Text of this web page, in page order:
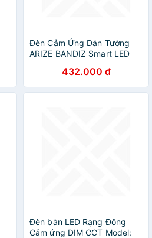
Đèn Cảm Ứng Dán Tường
ARIZE BANDIZ Smart LED
432.000 đ
Đèn bàn LED Rạng Đông
Cảm ứng DIM CCT Model: